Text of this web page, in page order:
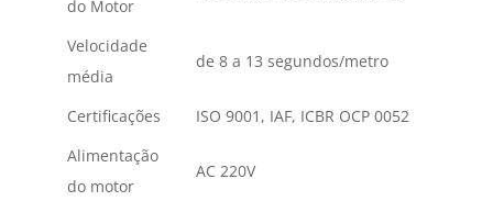
do Motor
Velocidade
média
de 8 a 13 segundos/metro
Certificações
ISO 9001, IAF, ICBR OCP 0052
Alimentação
do motor
AC 220V